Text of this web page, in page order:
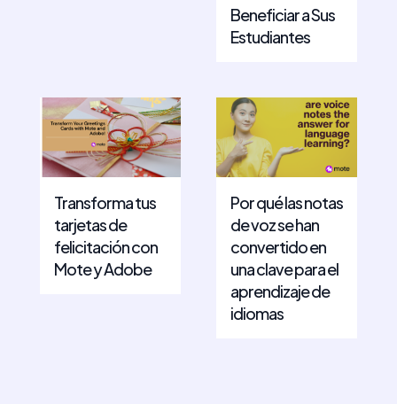
Beneficiar a Sus
Estudiantes
Transforma tus
tarjetas de
felicitación con
Mote y Adobe
Por qué las notas
de voz se han
convertido en
una clave para el
aprendizaje de
idiomas